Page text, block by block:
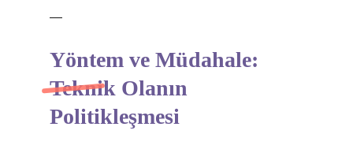
—
Yöntem ve Müdahale:
Teknik Olanın
Politikleşmesi